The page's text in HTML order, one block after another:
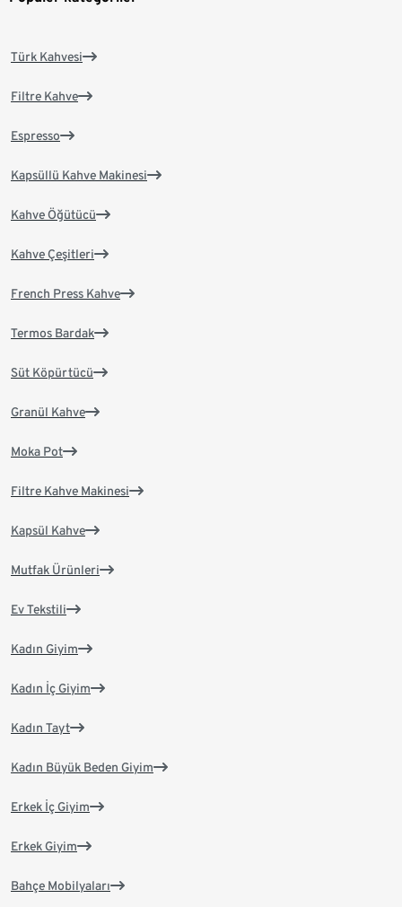
Türk Kahvesi
Filtre Kahve
Espresso
Kapsüllü Kahve Makinesi
Kahve Öğütücü
Kahve Çeşitleri
French Press Kahve
Termos Bardak
Süt Köpürtücü
Granül Kahve
Moka Pot
Filtre Kahve Makinesi
Kapsül Kahve
Mutfak Ürünleri
Ev Tekstili
Kadın Giyim
Kadın İç Giyim
Kadın Tayt
Kadın Büyük Beden Giyim
Erkek İç Giyim
Erkek Giyim
Bahçe Mobilyaları